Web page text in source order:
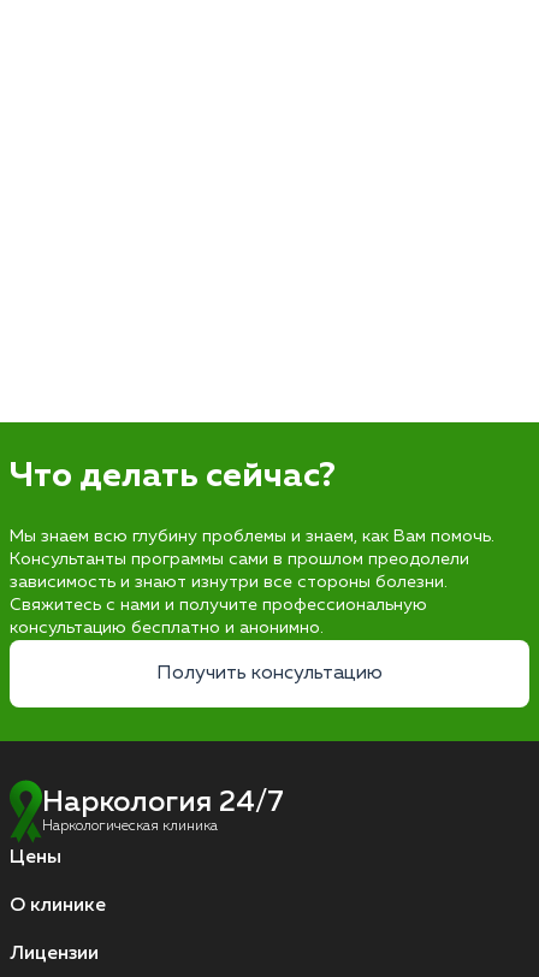
Что делать сейчас?
Мы знаем всю глубину проблемы и знаем, как Вам помочь.
Консультанты программы сами в прошлом преодолели
зависимость и знают изнутри все стороны болезни.
Свяжитесь с нами и получите профессиональную
консультацию бесплатно и анонимно.
Получить консультацию
Наркология 24/7
Наркологическая клиника
Цены
О клинике
Лицензии